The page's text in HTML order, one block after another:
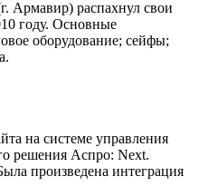
Армавир) распахнул свои
году. Основные
оборудование; сейфы;
на системе управления
решения Аспро: Next.
произведена интеграция